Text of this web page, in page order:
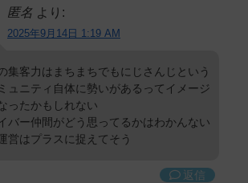
匿名 より:
2025年9月14日 1:19 AM
集客力はまちまちでもにじさんじという
ュニティ自体に勢いがあるってイメージ
ったかもしれない
バー仲間がどう思ってるかはわかんない
営はプラスに捉えてそう
返信